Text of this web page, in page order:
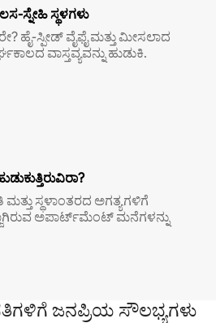
ಸ್ನೇಹಿ ಸ್ಥಳಗಳು
ಹೈ-ಸ್ಪೀಡ್ ವೈಫೈ ಮತ್ತು ಮೀಸಲಾದ
ವಾಸ್ತವ್ಯವನ್ನು ಹುಡುಕಿ.
ಸ್ಥಳಾಂತರದ ಅಗತ್ಯಗಳಿಗೆ
ಅಪಾರ್ಟ್‌ಮೆಂಟ್ ಮನೆಗಳನ್ನು
ಜನಪ್ರಿಯ ಸೌಲಭ್ಯಗಳು